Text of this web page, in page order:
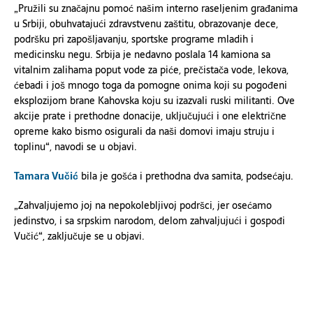
„Pružili su značajnu pomoć našim interno raseljenim građanima
u Srbiji, obuhvatajući zdravstvenu zaštitu, obrazovanje dece,
podršku pri zapošljavanju, sportske programe mladih i
medicinsku negu. Srbija je nedavno poslala 14 kamiona sa
vitalnim zalihama poput vode za piće, prečistača vode, lekova,
ćebadi i još mnogo toga da pomogne onima koji su pogođeni
eksplozijom brane Kahovska koju su izazvali ruski militanti. Ove
akcije prate i prethodne donacije, uključujući i one električne
opreme kako bismo osigurali da naši domovi imaju struju i
toplinu“, navodi se u objavi.
Tamara Vučić bila je gošća i prethodna dva samita, podsećaju.
„Zahvaljujemo joj na nepokolebljivoj podršci, jer osećamo
jedinstvo, i sa srpskim narodom, delom zahvaljujući i gospođi
Vučić“, zaključuje se u objavi.